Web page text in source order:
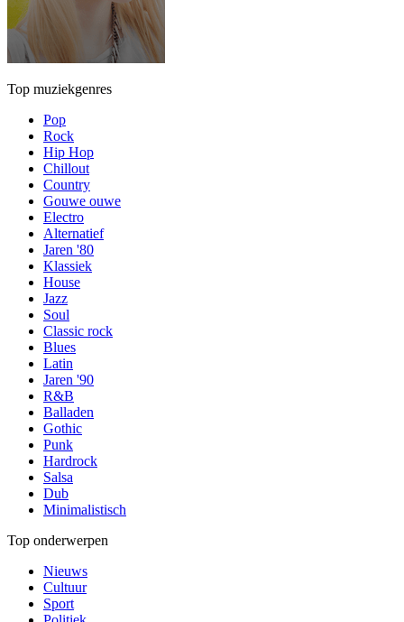
Top muziekgenres
Pop
Rock
Hip Hop
Chillout
Country
Gouwe ouwe
Electro
Alternatief
Jaren '80
Klassiek
House
Jazz
Soul
Classic rock
Blues
Latin
Jaren '90
R&B
Balladen
Gothic
Punk
Hardrock
Salsa
Dub
Minimalistisch
Top onderwerpen
Nieuws
Cultuur
Sport